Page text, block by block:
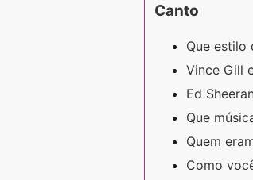
Canto
Que estilo
Vince Gill
Ed
Que
Quem
Como